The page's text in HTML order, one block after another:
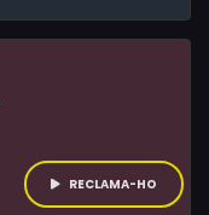
RECLAMA-HO